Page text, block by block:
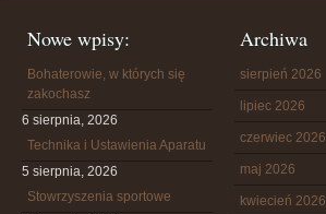
Nowe wpisy:
Bohaterowie, w których się
zakochasz
6 sierpnia, 2026
Technika i Ustawienia Aparatu
5 sierpnia, 2026
Stowrzyszenia sportowe
Archiwa
sierpień 2026
lipiec 2026
czerwiec 2026
maj 2026
kwiecień 2026